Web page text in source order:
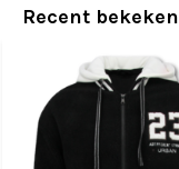
Recent bekeken